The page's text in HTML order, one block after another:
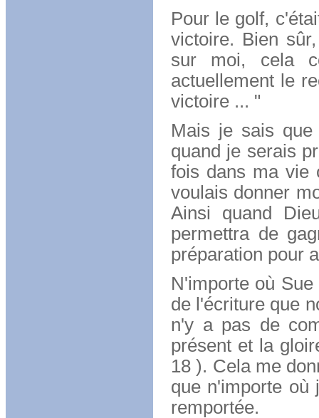
Pour le golf,
victoire. Bien
sur moi, cela
actuellement le
victoire ... "
Mais je sais
quand je serais
fois dans ma vie
voulais donner
Ainsi quand
permettra de
préparation pour
N'importe où
de l'écriture que
n'y a pas de
présent et la
18 ). Cela me
que n'importe où
remportée.